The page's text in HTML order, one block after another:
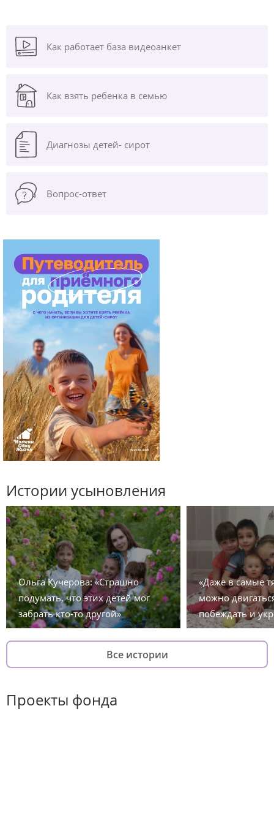
Как работает база видеоанкет
Как взять ребенка в семью
Диагнозы детей- сирот
Вопрос-ответ
Истории усыновления
Ольга Кучерова: «Страшно
подумать, что этих детей мог
забрать кто-то другой»
«Даже в самые
можно
побеждать и
Все истории
Проекты фонда